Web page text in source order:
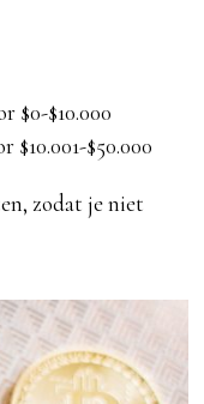
$0-$10.000
$10.001-$50.000
zodat je niet